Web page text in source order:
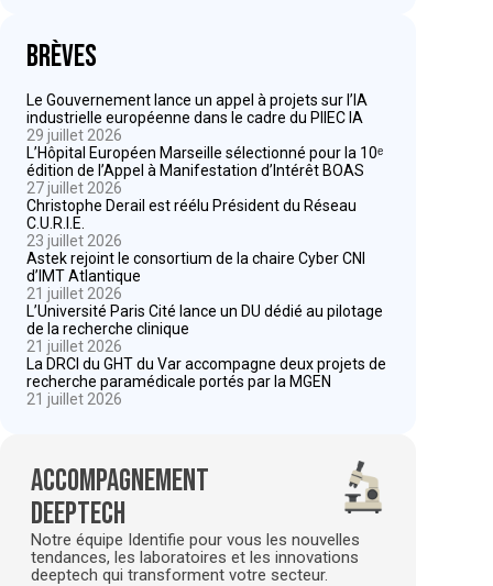
Brèves
Le Gouvernement lance un appel à projets sur l’IA
industrielle européenne dans le cadre du PIIEC IA
29 juillet 2026
L’Hôpital Européen Marseille sélectionné pour la 10ᵉ
édition de l’Appel à Manifestation d’Intérêt BOAS
27 juillet 2026
Christophe Derail est réélu Président du Réseau
C.U.R.I.E.
23 juillet 2026
Astek rejoint le consortium de la chaire Cyber CNI
d’IMT Atlantique
21 juillet 2026
L’Université Paris Cité lance un DU dédié au pilotage
de la recherche clinique
21 juillet 2026
La DRCI du GHT du Var accompagne deux projets de
recherche paramédicale portés par la MGEN
21 juillet 2026
Accompagnement
deeptech
Notre équipe Identifie pour vous les nouvelles
tendances, les laboratoires et les innovations
deeptech qui transforment votre secteur.